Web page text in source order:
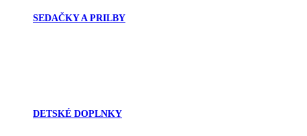
SEDAČKY A PRILBY
DETSKÉ DOPLNKY